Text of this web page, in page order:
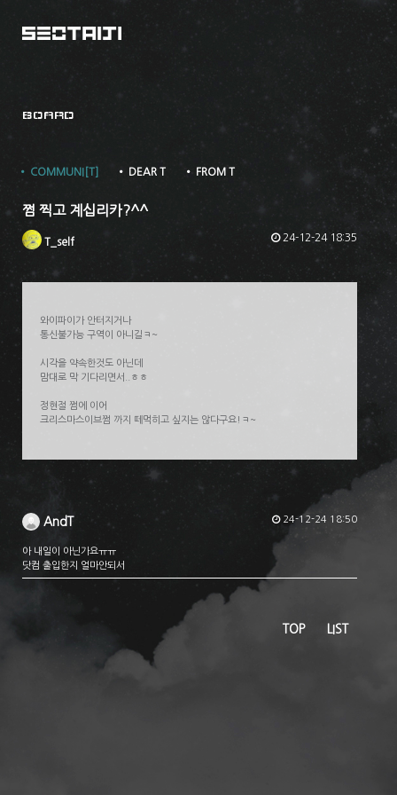
BOARD
• COMMUNI[T] • DEAR T • FROM T
쩜 찍고 계십리카?^^
T_self 24-12-24 18:35
와이파이가 안터지거나
통신불가능 구역이 아니길ㅋ~
시각을 약속한것도 아닌데
맘대로 막 기다리면서..ㅎㅎ
정현절 쩜에 이어
크리스마스이브쩜 까지 떼먹히고 싶지는 않다구요!ㅋ~
AndT 24-12-24 18:50
아 내일이 아닌가요ㅠㅠ
닷컴 출입한지 얼마안되서
TOP LIST